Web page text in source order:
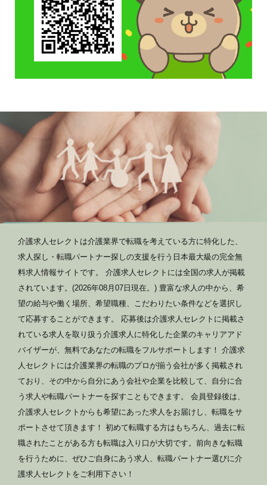
介護求人セレクトは介護業界で転職を考えている方に特化した、
求人探し・転職パートナー探しの支援を行う日本最大級の完全無
料求人情報サイトです。 介護求人セレクトには全国の求人が掲載
されています。(2026年08月07日現在。) 豊富な求人の中から、希
望の給与や働く場所、希望職種、こだわりたい条件などを選択し
て応募することができます。 応募後は介護求人セレクトに掲載さ
れている求人を取り扱う介護求人に特化した企業のキャリアアド
バイザーが、無料であなたの転職をフルサポートします！ 介護求
人セレクトには介護業界の転職のプロが揃う会社が多く掲載され
ており、その中から自分にあう会社や企業を比較して、自分に合
う求人や転職パートナーを探すこともできます。 会員登録後は、
介護求人セレクトからも希望にあった求人をお届けし、転職をサ
ポートさせて頂きます！ 初めて転職する方はもちろん、過去に転
職されたことがある方も転職は入り口が大切です。前向きな転職
を行うために、ぜひご自身にあう求人、転職パートナー選びに介
護求人セレクトをご利用下さい！